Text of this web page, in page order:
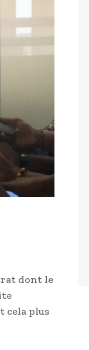
dont le
cela plus